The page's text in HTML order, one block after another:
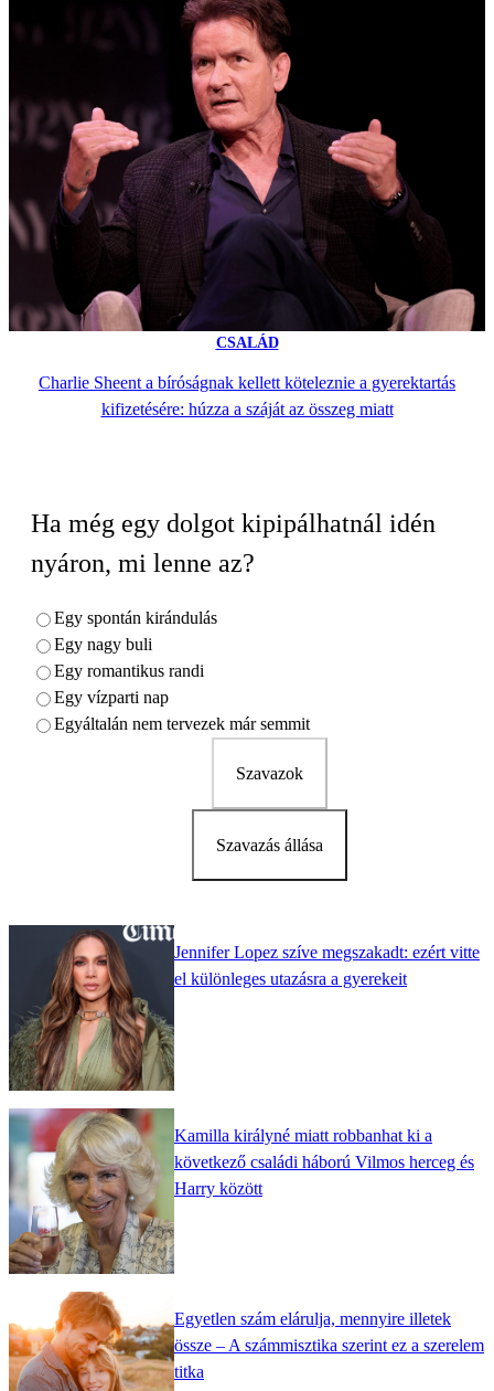
CSALÁD
Charlie Sheent a bíróságnak kellett köteleznie a gyerektartás
kifizetésére: húzza a száját az összeg miatt
Ha még egy dolgot kipipálhatnál idén
nyáron, mi lenne az?
Egy spontán kirándulás
Egy nagy buli
Egy romantikus randi
Egy vízparti nap
Egyáltalán nem tervezek már semmit
Szavazok
Szavazás állása
Jennifer Lopez szíve megszakadt: ezért vitte
el különleges utazásra a gyerekeit
Kamilla királyné miatt robbanhat ki a
következő családi háború Vilmos herceg és
Harry között
Egyetlen szám elárulja, mennyire illetek
össze – A számmisztika szerint ez a szerelem
titka